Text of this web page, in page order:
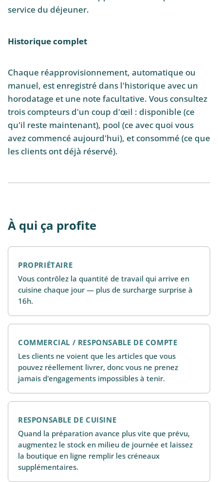
service du déjeuner.
Historique complet
Chaque réapprovisionnement, automatique ou
manuel, est enregistré dans l'historique avec un
horodatage et une note facultative. Vous consultez
trois compteurs d'un coup d'œil : disponible (ce
qu'il reste maintenant), pool (ce avec quoi vous
avez commencé aujourd'hui), et consommé (ce que
les clients ont déjà réservé).
À qui ça profite
PROPRIÉTAIRE
Vous contrôlez la quantité de travail qui arrive en
cuisine chaque jour — plus de surcharge surprise à
16h.
COMMERCIAL / RESPONSABLE DE COMPTE
Les clients ne voient que les articles que vous
pouvez réellement livrer, donc vous ne prenez
jamais d'engagements impossibles à tenir.
RESPONSABLE DE CUISINE
Quand la préparation avance plus vite que prévu,
augmentez le stock en milieu de journée et laissez
la boutique en ligne remplir les créneaux
supplémentaires.